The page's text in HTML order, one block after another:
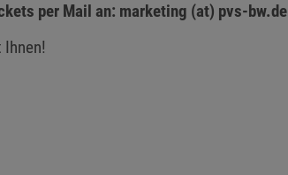
per Mail an: marketing (at) pvs-bw.de